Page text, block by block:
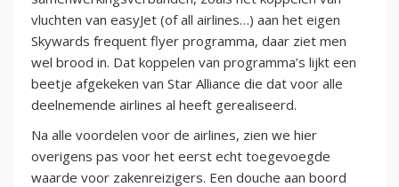
vluchten van easyJet (of all airlines…) aan het eigen
Skywards frequent flyer programma, daar ziet men
wel brood in. Dat koppelen van programma’s lijkt een
beetje afgekeken van Star Alliance die dat voor alle
deelnemende airlines al heeft gerealiseerd.
Na alle voordelen voor de airlines, zien we hier
overigens pas voor het eerst echt toegevoegde
waarde voor zakenreizigers. Een douche aan boord